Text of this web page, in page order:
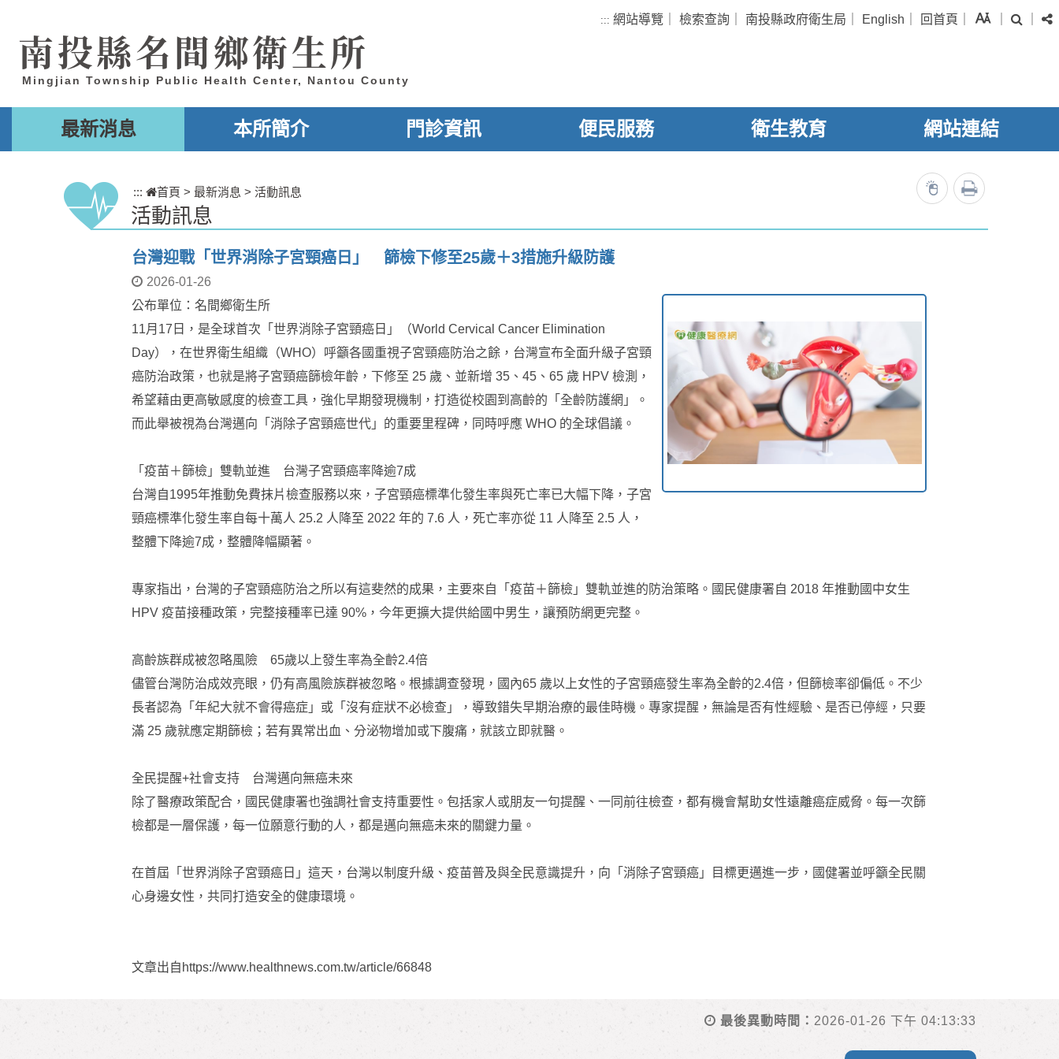
南投縣名間鄉衛生所
Mingjian Township Public Health Center, Nantou County
::: 網站導覽 檢索查詢 南投縣政府衛生局 English 回首頁 字級 搜尋
最新消息 本所簡介 門診資訊 便民服務 衛生教育 網站連結
::: 首頁 > 最新消息 > 活動訊息
活動訊息
台灣迎戰「世界消除子宮頸癌日」 篩檢下修至25歲＋3措施升級防護
2026-01-26
公布單位：名間鄉衛生所
11月17日，是全球首次「世界消除子宮頸癌日」（World Cervical Cancer Elimination
Day），在世界衛生組織（WHO）呼籲各國重視子宮頸癌防治之餘，台灣宣布全面升級子宮頸
癌防治政策，也就是將子宮頸癌篩檢年齡，下修至 25 歲、並新增 35、45、65 歲 HPV 檢測，
希望藉由更高敏感度的檢查工具，強化早期發現機制，打造從校園到高齡的「全齡防護網」。
而此舉被視為台灣邁向「消除子宮頸癌世代」的重要里程碑，同時呼應 WHO 的全球倡議。
「疫苗＋篩檢」雙軌並進 台灣子宮頸癌率降逾7成
台灣自1995年推動免費抹片檢查服務以來，子宮頸癌標準化發生率與死亡率已大幅下降，子宮
頸癌標準化發生率自每十萬人 25.2 人降至 2022 年的 7.6 人，死亡率亦從 11 人降至 2.5 人，
整體下降逾7成，整體降幅顯著。
專家指出，台灣的子宮頸癌防治之所以有這斐然的成果，主要來自「疫苗＋篩檢」雙軌並進的防治策略。國民健康署自 2018 年推動國中女生
HPV 疫苗接種政策，完整接種率已達 90%，今年更擴大提供給國中男生，讓預防網更完整。
高齡族群成被忽略風險 65歲以上發生率為全齡2.4倍
儘管台灣防治成效亮眼，仍有高風險族群被忽略。根據調查發現，國內65 歲以上女性的子宮頸癌發生率為全齡的2.4倍，但篩檢率卻偏低。不少
長者認為「年紀大就不會得癌症」或「沒有症狀不必檢查」，導致錯失早期治療的最佳時機。專家提醒，無論是否有性經驗、是否已停經，只要
滿 25 歲就應定期篩檢；若有異常出血、分泌物增加或下腹痛，就該立即就醫。
全民提醒+社會支持 台灣邁向無癌未來
除了醫療政策配合，國民健康署也強調社會支持重要性。包括家人或朋友一句提醒、一同前往檢查，都有機會幫助女性遠離癌症威脅。每一次篩
檢都是一層保護，每一位願意行動的人，都是邁向無癌未來的關鍵力量。
在首屆「世界消除子宮頸癌日」這天，台灣以制度升級、疫苗普及與全民意識提升，向「消除子宮頸癌」目標更邁進一步，國健署並呼籲全民關
心身邊女性，共同打造安全的健康環境。
文章出自https://www.healthnews.com.tw/article/66848
最後異動時間： 2026-01-26 下午 04:13:33